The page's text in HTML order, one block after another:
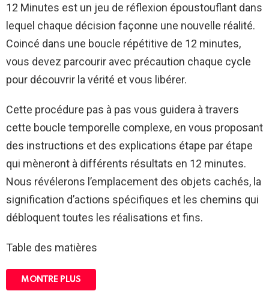
12 Minutes est un jeu de réflexion époustouflant dans
lequel chaque décision façonne une nouvelle réalité.
Coincé dans une boucle répétitive de 12 minutes,
vous devez parcourir avec précaution chaque cycle
pour découvrir la vérité et vous libérer.
Cette procédure pas à pas vous guidera à travers
cette boucle temporelle complexe, en vous proposant
des instructions et des explications étape par étape
qui mèneront à différents résultats en 12 minutes.
Nous révélerons l’emplacement des objets cachés, la
signification d’actions spécifiques et les chemins qui
débloquent toutes les réalisations et fins.
Table des matières
MONTRE PLUS